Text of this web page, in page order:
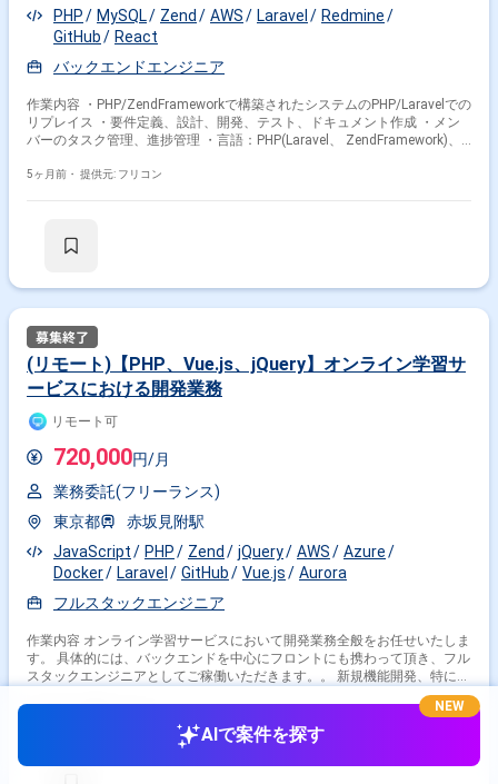
PHP
MySQL Zend AWS Laravel
Redmine
GitHub
React
バックエンドエンジニア
作業内容 ・PHP/ZendFrameworkで構築されたシステムのPHP/Laravelでの
リプレイス ・要件定義、設計、開発、テスト、ドキュメント作成 ・メン
バーのタスク管理、進捗管理 ・言語：PHP(Laravel、 ZendFramework)、
Redmine、 Github
5ヶ月前・ 提供元: フリコン
(リモート)【PHP、Vue.js、jQuery】オンライン学習サ
ービスにおける開発業務
リモート可
720,000円/月
業務委託(フリーランス)
東京都
赤坂見附駅
JavaScript
PHP Zend jQuery AWS
Azure
Docker
Laravel GitHub Vue.js
Aurora
フルスタックエンジニア
作業内容 オンライン学習サービスにおいて開発業務全般をお任せいたしま
す。 具体的には、バックエンドを中心にフロントにも携わって頂き、フル
スタックエンジニアとしてご稼働いただきます。。 新規機能開発、特にAI
を用いた機能拡充などに注力しており、上流工程から携わっていただきま
す。 AIコーディングツールを積極的に活用しており、モダンな環境での開
発を行っていただけます。 ・言語：PHP、JavaScript ・FW：Laravel、
ZendFramework ・DB：Amazon (RDS、Aurora) ・インフラ：AWS、
Azure ・ツール：Docker、GitHub、AIコーディングツール
AIで案件を探す
NEW